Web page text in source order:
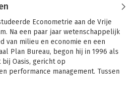
Econometrie aan de Vrije
Na een paar jaar wetenschappelijk
van milieu en economie en een
Plan Bureau, begon hij in 1996 als
Oasis, gericht op
performance management. Tussen